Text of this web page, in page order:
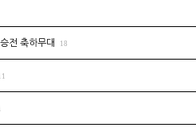
전 축하무대 18